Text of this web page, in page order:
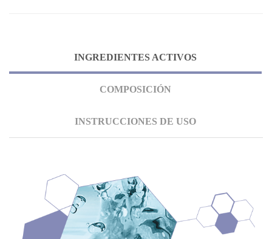
INGREDIENTES ACTIVOS
COMPOSICIÓN
INSTRUCCIONES DE USO